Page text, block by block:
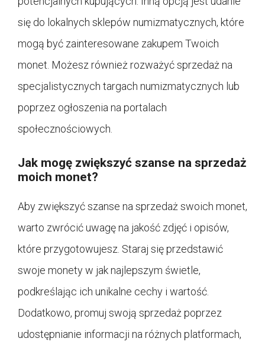
się do lokalnych sklepów numizmatycznych, które
mogą być zainteresowane zakupem Twoich
monet. Możesz również rozważyć sprzedaż na
specjalistycznych targach numizmatycznych lub
poprzez ogłoszenia na portalach
społecznościowych.
Jak mogę zwiększyć szanse na sprzedaż
moich monet?
Aby zwiększyć szanse na sprzedaż swoich monet,
warto zwrócić uwagę na jakość zdjęć i opisów,
które przygotowujesz. Staraj się przedstawić
swoje monety w jak najlepszym świetle,
podkreślając ich unikalne cechy i wartość.
Dodatkowo, promuj swoją sprzedaż poprzez
udostępnianie informacji na różnych platformach,